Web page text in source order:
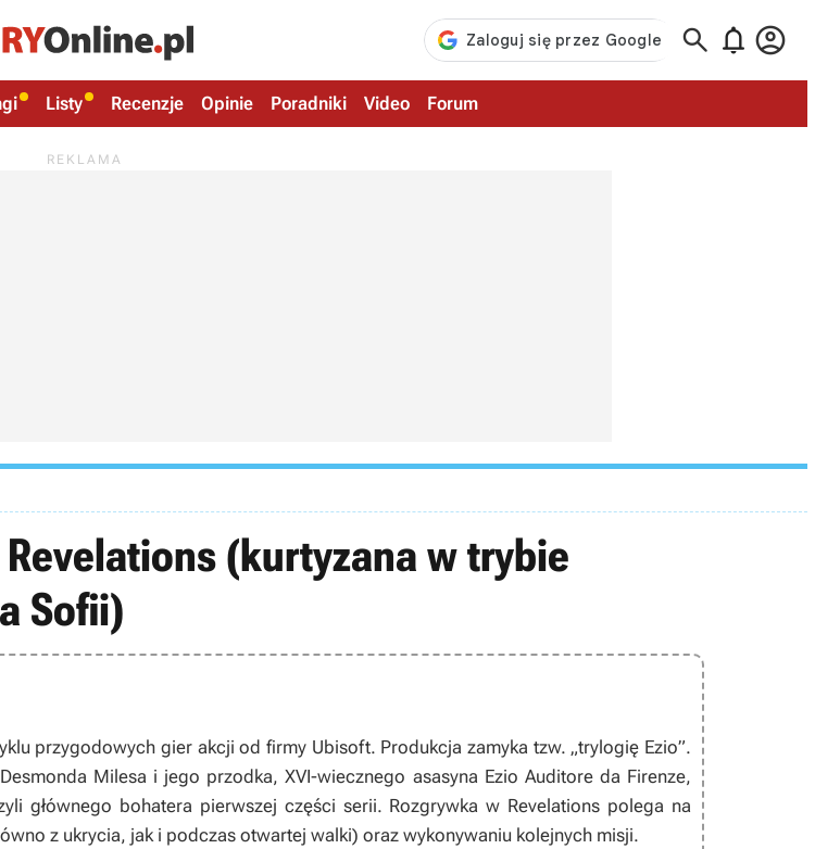
  
Listy Recenzje Opinie Poradniki Video Forum
(kurtyzana w trybie
Sofii)
przygodowych gier akcji od firmy Ubisoft. Produkcja zamyka tzw. „trylogię Ezio”.
Milesa i jego przodka, XVI-wiecznego asasyna Ezio Auditore da Firenze,
głównego bohatera pierwszej części serii. Rozgrywka w Revelations polega na
z ukrycia, jak i podczas otwartej walki) oraz wykonywaniu kolejnych misji.